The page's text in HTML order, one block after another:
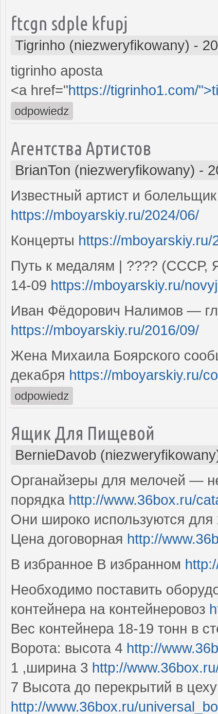
ftcgn sdple kfupj
Tigrinho (niezweryfikowany) -
tigrinho aposta
<a href="https://tigrinho1.com/
odpowiedz
Агентства Артистов
BrianTon (niezweryfikowany) -
Известный артист и
https://mboyarskiy.ru/2024/06/
Концерты https://mboyarskiy.ru/
Путь к медалям | ???? (СССР,
14-09 https://mboyarskiy.ru/
Иван Фёдорович Налимов —
https://mboyarskiy.ru/2016/09/
Жена Михаила Боярского
декабря https://mboyarskiy.ru/
odpowiedz
Ящик Для Пищевой
BernieDavob
Органайзеры для мелочей —
порядка http://www.36box.ru/
Они широко используются для
Цена договорная http://
В избранное В избранном
Необходимо поставить
контейнера на контейнеровоз
Вес контейнера 18-19 тонн в
Ворота: высота 4 http://
1 ,ширина 3 http://
7 Высота до перекрытий в
http://www.36box.ru/